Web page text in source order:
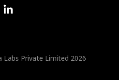
Labs Private Limited 2026